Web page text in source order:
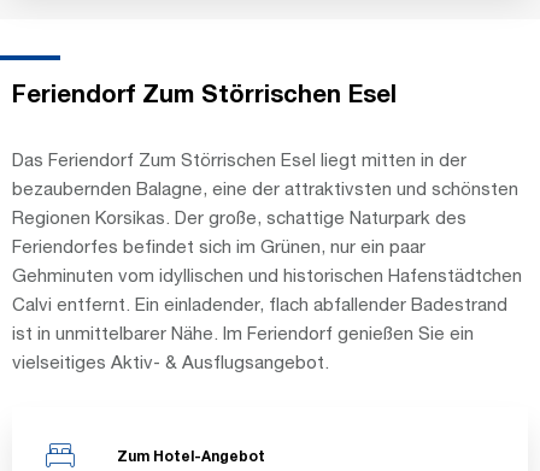
Feriendorf Zum Störrischen Esel
Das Feriendorf Zum Störrischen Esel liegt mitten in der
bezaubernden Balagne, eine der attraktivsten und schönsten
Regionen Korsikas. Der große, schattige Naturpark des
Feriendorfes befindet sich im Grünen, nur ein paar
Gehminuten vom idyllischen und historischen Hafenstädtchen
Calvi entfernt. Ein einladender, flach abfallender Badestrand
ist in unmittelbarer Nähe. Im Feriendorf genießen Sie ein
vielseitiges Aktiv- & Ausflugsangebot.
Zum Hotel-Angebot